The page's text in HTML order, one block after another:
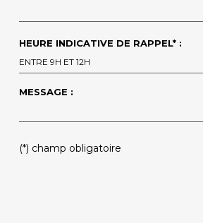
HEURE INDICATIVE DE RAPPEL* :
ENTRE 9H ET 12H
MESSAGE :
PLEASE
LEAVE
(*) champ obligatoire